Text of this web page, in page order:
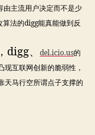
由主流用户决定而不是少
法的digg能真能做到反
、 del.icio.us的
互联网创新的脆弱性，
天马行空所谓点子支撑的